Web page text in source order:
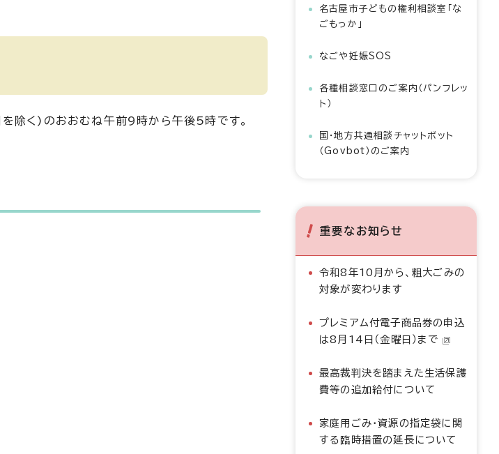
除く)のおおむね午前9時から午後5時です。
名古屋市子どもの権利相談室「な
ごもっか」
なごや妊娠SOS
各種相談窓口のご案内（パンフレッ
ト）
国・地方共通相談チャットボット
（Govbot）のご案内
重要なお知らせ
令和8年10月から、粗大ごみの
対象が変わります
プレミアム付電子商品券の申込
は8月14日（金曜日）まで
最高裁判決を踏まえた生活保護
費等の追加給付について
家庭用ごみ・資源の指定袋に関
する臨時措置の延長について